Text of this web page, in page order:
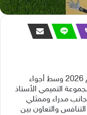
اختُتمت بطولة مجموعة التميمي لكرة القدم 2026 وسط أجواء
التميمي الأستاذ
جانب مدراء وممثلي
والتعاون بين